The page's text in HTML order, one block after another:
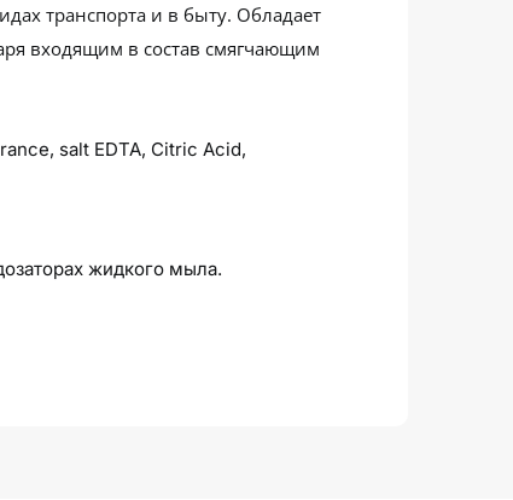
транспорта и в быту. Обладает
входящим в состав смягчающим
salt EDTA, Citric Acid,
жидкого мыла.